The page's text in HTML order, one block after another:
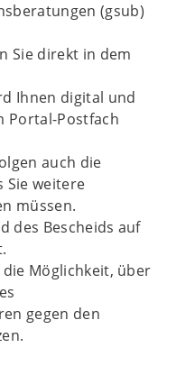
(gsub)
Sie direkt in dem
Ihnen digital und
Portal-Postfach
auch die
Sie weitere
müssen.
des Bescheids auf
Möglichkeit, über
gegen den